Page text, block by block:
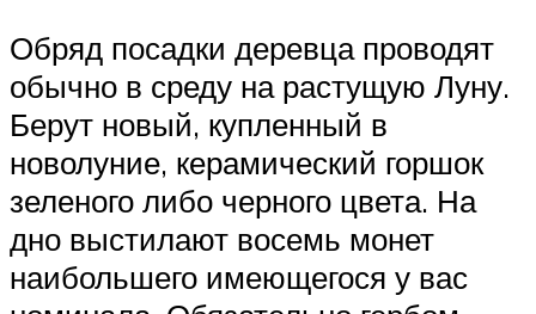
Обряд посадки деревца проводят
обычно в среду на растущую Луну.
Берут новый, купленный в
новолуние, керамический горшок
зеленого либо черного цвета. На
дно выстилают восемь монет
наибольшего имеющегося у вас